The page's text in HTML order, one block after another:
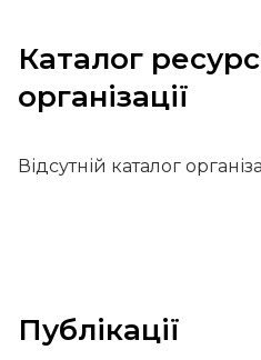
Каталог
організації
Відсутній каталог
Публікації